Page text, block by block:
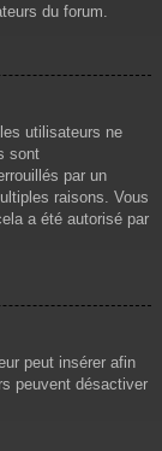
du forum.
utilisateurs ne
sont
par un
raisons. Vous
a été autorisé par
peut insérer afin
peuvent désactiver